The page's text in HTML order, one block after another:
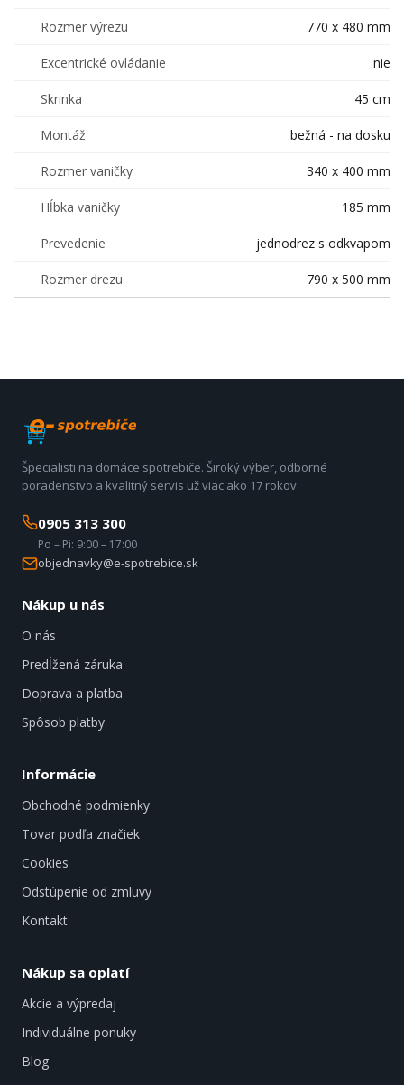
Rozmer výrezu 770 x 480 mm
Excentrické ovládanie nie
Skrinka 45 cm
Montáž bežná - na dosku
Rozmer vaničky 340 x 400 mm
Hĺbka vaničky 185 mm
Prevedenie jednodrez s odkvapom
Rozmer drezu 790 x 500 mm
Špecialisti na domáce spotrebiče. Široký výber, odborné
poradenstvo a kvalitný servis už viac ako 17 rokov.
0905 313 300
Po – Pi: 9:00 – 17:00
objednavky@e-spotrebice.sk
Nákup u nás
O nás
Predĺžená záruka
Doprava a platba
Spôsob platby
Informácie
Obchodné podmienky
Tovar podľa značiek
Cookies
Odstúpenie od zmluvy
Kontakt
Nákup sa oplatí
Akcie a výpredaj
Individuálne ponuky
Blog